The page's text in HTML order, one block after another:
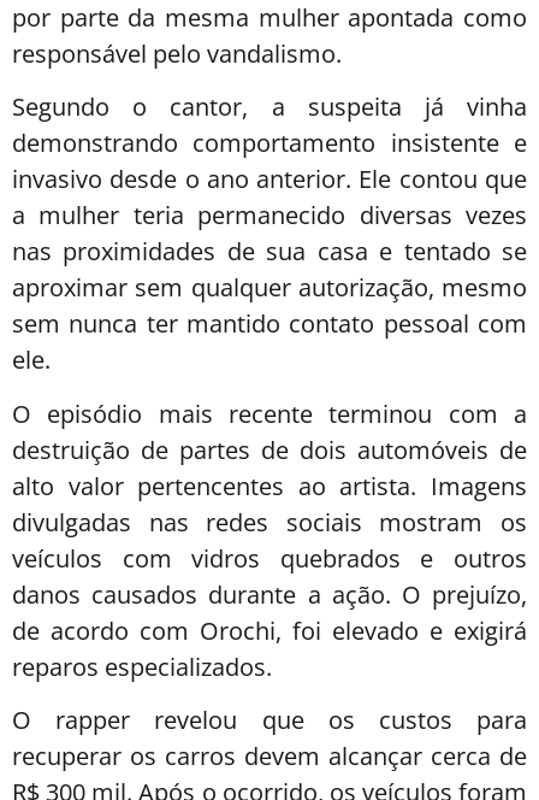
por parte da mesma mulher apontada como
responsável pelo vandalismo.
Segundo o cantor, a suspeita já vinha
demonstrando comportamento insistente e
invasivo desde o ano anterior. Ele contou que
a mulher teria permanecido diversas vezes
nas proximidades de sua casa e tentado se
aproximar sem qualquer autorização, mesmo
sem nunca ter mantido contato pessoal com
ele.
O episódio mais recente terminou com a
destruição de partes de dois automóveis de
alto valor pertencentes ao artista. Imagens
divulgadas nas redes sociais mostram os
veículos com vidros quebrados e outros
danos causados durante a ação. O prejuízo,
de acordo com Orochi, foi elevado e exigirá
reparos especializados.
O rapper revelou que os custos para
recuperar os carros devem alcançar cerca de
R$ 300 mil. Após o ocorrido, os veículos foram